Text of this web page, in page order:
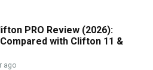
PRO Review (2026):
with Clifton 11 &
ago